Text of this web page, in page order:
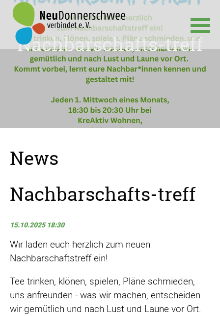
Navigation
überspringen
Nachbarschafts-treff
News
Nachbarschafts-treff
15.10.2025 18:30
Wir laden euch herzlich zum neuen
Nachbarschaftstreff ein!
Tee trinken, klönen, spielen, Pläne schmieden,
uns anfreunden - was wir machen, entscheiden
wir gemütlich und nach Lust und Laune vor Ort.